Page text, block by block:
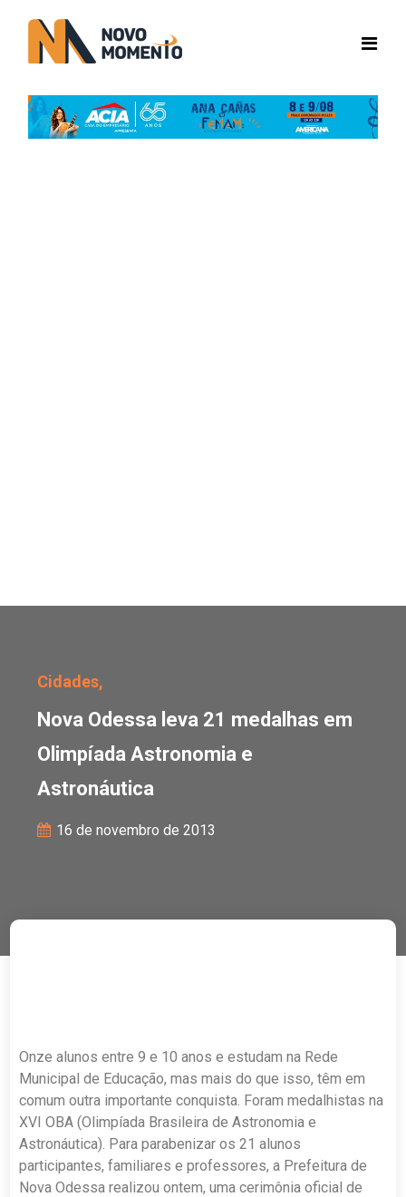
Cidades,
Nova Odessa leva 21 medalhas em
Olimpíada Astronomia e
Astronáutica
16 de novembro de 2013
Onze alunos entre 9 e 10 anos e estudam na Rede
Municipal de Educação, mas mais do que isso, têm em
comum outra importante conquista. Foram medalhistas na
XVI OBA (Olimpíada Brasileira de Astronomia e
Astronáutica). Para parabenizar os 21 alunos
participantes, familiares e professores, a Prefeitura de
Nova Odessa realizou ontem, uma cerimônia oficial de